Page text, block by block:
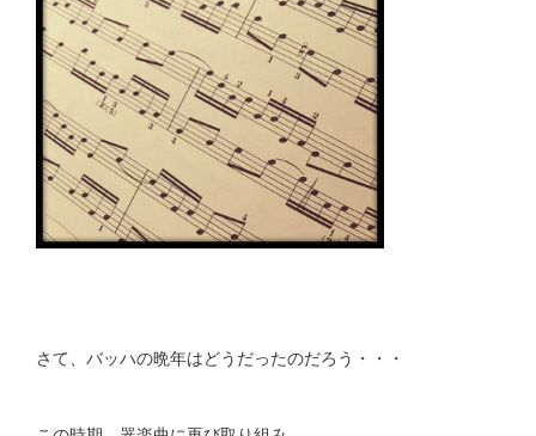
さて、バッハの晩年はどうだったのだろう・・・